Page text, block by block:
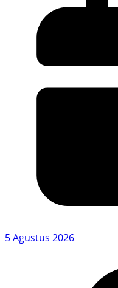
5 Agustus 2026